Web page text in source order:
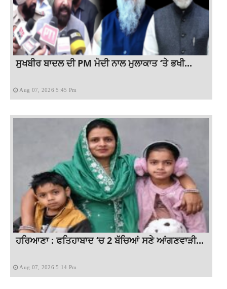
ਸੁਖਬੀਰ ਬਾਦਲ ਦੀ PM ਮੋਦੀ ਨਾਲ ਮੁਲਾਕਾਤ ‘ਤੇ ਭਖੀ...
Aug 07, 2026 5:45 Pm
ਹਰਿਆਣਾ : ਫਤਿਹਾਬਾਦ ‘ਚ 2 ਬੱਚਿਆਂ ਸਣੇ ਆਂਗਣਵਾੜੀ...
Aug 07, 2026 5:14 Pm